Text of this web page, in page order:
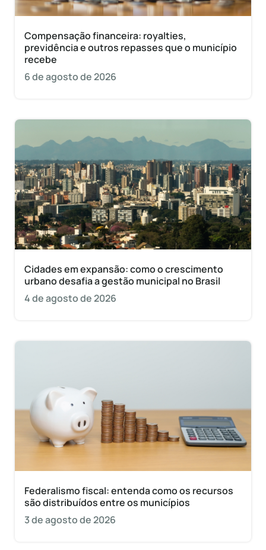
Compensação financeira: royalties,
previdência e outros repasses que o município
recebe
6 de agosto de 2026
Cidades em expansão: como o crescimento
urbano desafia a gestão municipal no Brasil
4 de agosto de 2026
Federalismo fiscal: entenda como os recursos
são distribuídos entre os municípios
3 de agosto de 2026